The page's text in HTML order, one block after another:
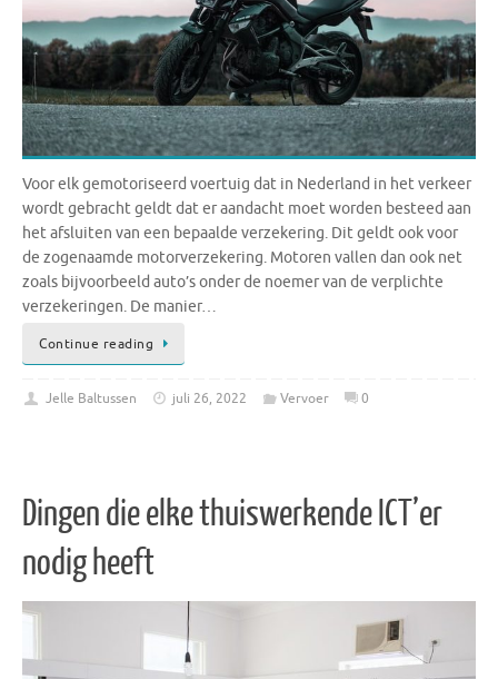
Voor elk gemotoriseerd voertuig dat in Nederland in het verkeer
wordt gebracht geldt dat er aandacht moet worden besteed aan
het afsluiten van een bepaalde verzekering. Dit geldt ook voor
de zogenaamde motorverzekering. Motoren vallen dan ook net
zoals bijvoorbeeld auto’s onder de noemer van de verplichte
verzekeringen. De manier…
Continue reading
Jelle Baltussen juli 26, 2022 Vervoer 0
Dingen die elke thuiswerkende ICT’er
nodig heeft